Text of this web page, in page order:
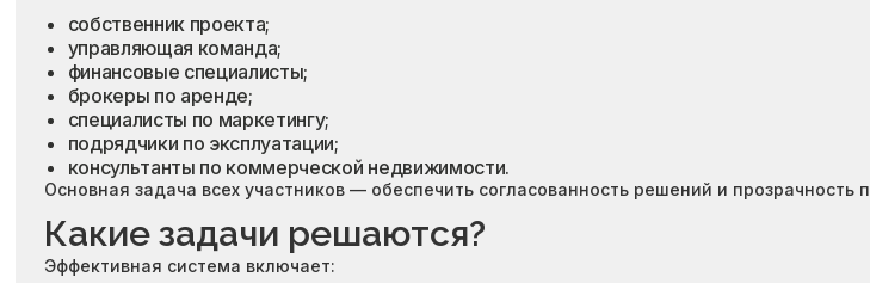
собственник проекта;
управляющая команда;
финансовые специалисты;
брокеры по аренде;
специалисты по маркетингу;
подрядчики по эксплуатации;
консультанты по коммерческой недвижимости.
Основная задача всех участников — обеспечить согласованность решений и прозрачность
Какие задачи решаются?
Эффективная система включает: